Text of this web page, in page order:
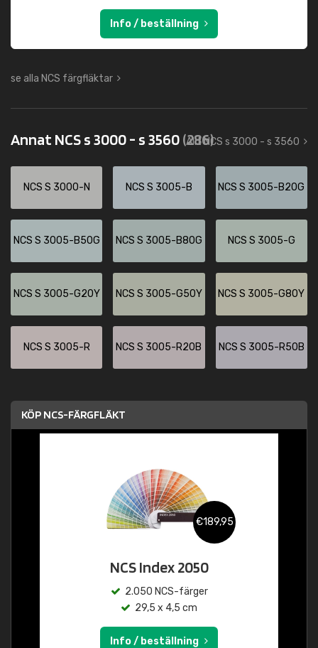
Info / beställning
se alla NCS färgfläktar
Annat NCS s 3000 - s 3560(286)
Allt NCS s 3000 - s 3560
NCS S 3000-N NCS S 3005-B NCS S 3005-B20G
NCS S 3005-B50G NCS S 3005-B80G NCS S 3005-G
NCS S 3005-G20Y NCS S 3005-G50Y NCS S 3005-G80Y
NCS S 3005-R NCS S 3005-R20B NCS S 3005-R50B
KÖP NCS-FÄRGFLÄKT
€189,95
NCS Index 2050
2.050 NCS-färger
29,5 x 4,5 cm
Info / beställning